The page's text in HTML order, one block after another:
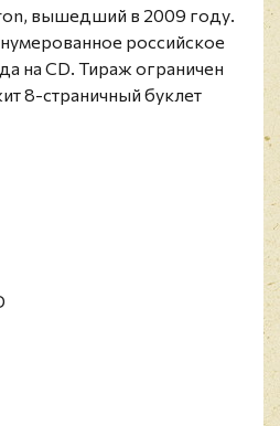
вышедший в 2009 году.
российское
на CD. Тираж ограничен
8-страничный буклет
90-х годов. С момента
неустанно находит
границах жанра, сочетая
вокальными
даже переплетаются
метала, создавая
звук.